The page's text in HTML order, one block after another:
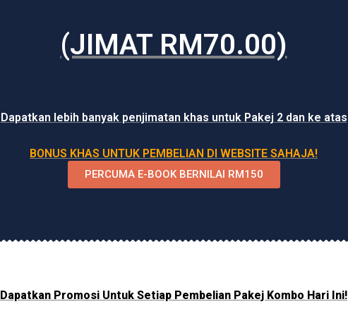
(JIMAT RM70.00)
Dapatkan lebih banyak penjimatan khas untuk Pakej 2 dan ke atas
BONUS KHAS UNTUK PEMBELIAN DI WEBSITE SAHAJA!
PERCUMA E-BOOK BERNILAI RM150
Dapatkan Promosi Untuk Setiap Pembelian Pakej Kombo Hari Ini!